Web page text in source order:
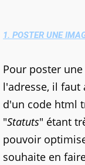
1. POSTER UNE
Pour poster
l'adresse, il faut
d'un code html
"Statuts" étant
pouvoir
souhaite en